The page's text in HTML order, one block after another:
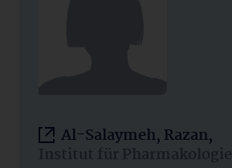
Al-Salaymeh, Razan,
Institut für Pharmakologie